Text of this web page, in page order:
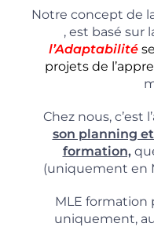
Notre concept de
, est basé sur
l’Adaptabilité
projets de
Chez nous, c’est
son planning
formation,
(uniquement en
MLE formation
uniquement,